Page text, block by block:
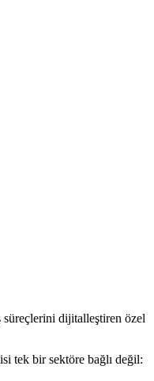
süreçlerini dijitalleştiren özel
tek bir sektöre bağlı değil: